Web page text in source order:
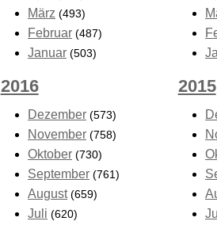
März (493)
Februar (487)
Januar (503)
2016
Dezember (573)
November (758)
Oktober (730)
September (761)
August (659)
Juli (620)
2015